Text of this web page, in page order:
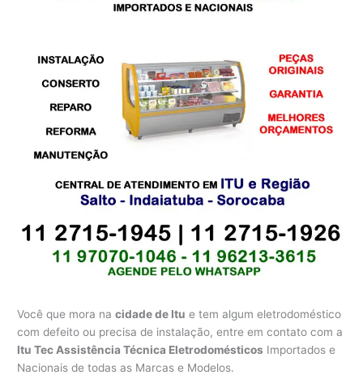
Você que mora nacidade de Itu e tem algum eletrodoméstico
com defeito ou precisa de instalação, entre em contato com a
Itu Tec Assistência Técnica Eletrodomésticos Importados e
Nacionais de todas as Marcas e Modelos.